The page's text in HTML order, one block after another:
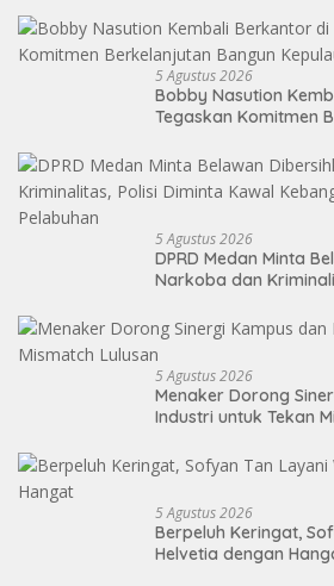
5 Agustus 2026
Bobby Nasution
Tegaskan Komitmen
5 Agustus 2026
DPRD Medan Minta
Narkoba dan
5 Agustus 2026
Menaker Dorong
Industri untuk Tekan
5 Agustus 2026
Berpeluh Keringat,
Helvetia dengan